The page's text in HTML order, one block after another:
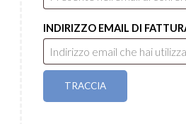
INDIRIZZO EMAIL DI
TRACCIA